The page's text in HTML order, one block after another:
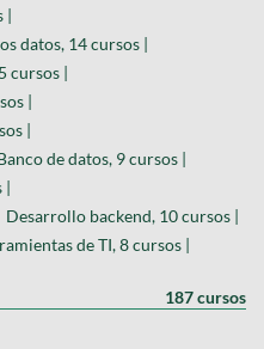
|
datos, 14 cursos |
cursos |
|
|
de datos, 9 cursos |
|
Desarrollo backend, 10 cursos |
de TI, 8 cursos |
187 cursos